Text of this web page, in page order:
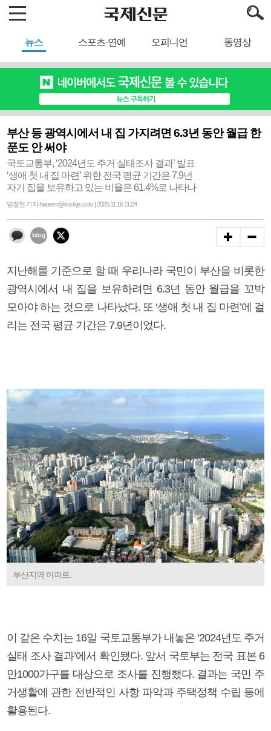
뉴스 스포츠·연예 오피니언 동영상
부산 등 광역시에서 내 집 가지려면 6.3년 동안 월급 한
푼도 안 써야
국토교통부, ‘2024년도 주거 실태조사 결과’ 발표
‘생애 첫 내 집 마련’ 위한 전국 평균 기간은 7.9년
자기 집을 보유하고 있는 비율은 61.4%로 나타나
염창현 기자 haorem@kookje.co.kr | 2025.11.16 11:24
지난해를 기준으로 할 때 우리나라 국민이 부산을 비롯한
광역시에서 내 집을 보유하려면 6.3년 동안 월급을 꼬박
모아야 하는 것으로 나타났다. 또 ‘생애 첫 내 집 마련’에 걸
리는 전국 평균 기간은 7.9년이었다.
부산지역 아파트.
이 같은 수치는 16일 국토교통부가 내놓은 ‘2024년도 주거
실태 조사 결과’에서 확인됐다. 앞서 국토부는 전국 표본 6
만1000가구를 대상으로 조사를 진행했다. 결과는 국민 주
거생활에 관한 전반적인 사항 파악과 주택정책 수립 등에
활용된다.